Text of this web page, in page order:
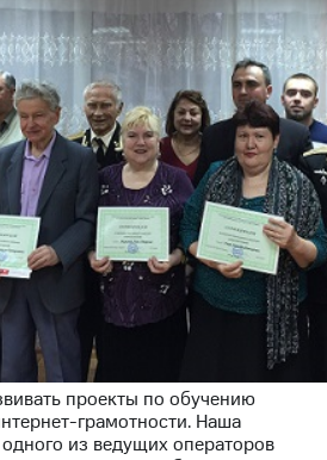
проекты по обучению
грамотности. Наша
из ведущих операторов